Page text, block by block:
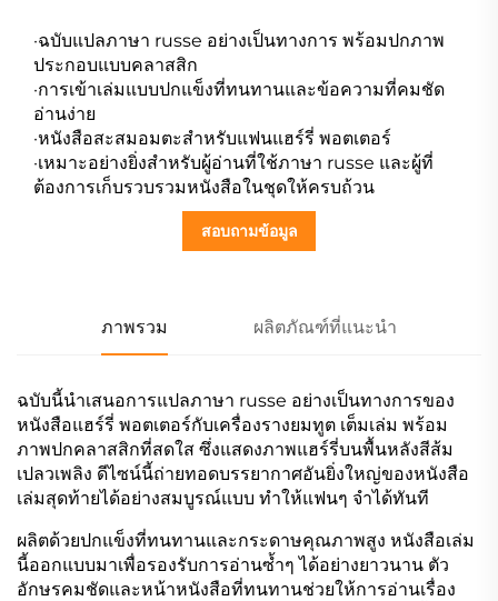
·ฉบับแปลภาษา russe อย่างเป็นทางการ พร้อมปกภาพ
ประกอบแบบคลาสสิก
·การเข้าเล่มแบบปกแข็งที่ทนทานและข้อความที่คมชัด
อ่านง่าย
·หนังสือสะสมอมตะสำหรับแฟนแฮร์รี่ พอตเตอร์
·เหมาะอย่างยิ่งสำหรับผู้อ่านที่ใช้ภาษา russe และผู้ที่
ต้องการเก็บรวบรวมหนังสือในชุดให้ครบถ้วน
สอบถามข้อมูล
ภาพรวม ผลิตภัณฑ์ที่แนะนำ
ฉบับนี้นำเสนอการแปลภาษา russe อย่างเป็นทางการของ
หนังสือแฮร์รี่ พอตเตอร์กับเครื่องรางยมทูต เต็มเล่ม พร้อม
ภาพปกคลาสสิกที่สดใส ซึ่งแสดงภาพแฮร์รี่บนพื้นหลังสีส้ม
เปลวเพลิง ดีไซน์นี้ถ่ายทอดบรรยากาศอันยิ่งใหญ่ของหนังสือ
เล่มสุดท้ายได้อย่างสมบูรณ์แบบ ทำให้แฟนๆ จำได้ทันที
ผลิตด้วยปกแข็งที่ทนทานและกระดาษคุณภาพสูง หนังสือเล่ม
นี้ออกแบบมาเพื่อรองรับการอ่านซ้ำๆ ได้อย่างยาวนาน ตัว
อักษรคมชัดและหน้าหนังสือที่ทนทานช่วยให้การอ่านเรื่อง